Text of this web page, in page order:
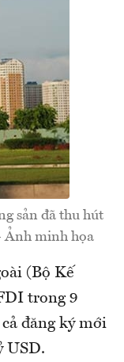
sản đã thu hút
Ảnh minh họa
(Bộ Kế
trong 9
đăng ký mới
USD.